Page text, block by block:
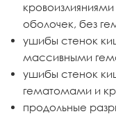
оболочек, без
ушибы стенок
массивными
ушибы стенок
гематомами и
продольные